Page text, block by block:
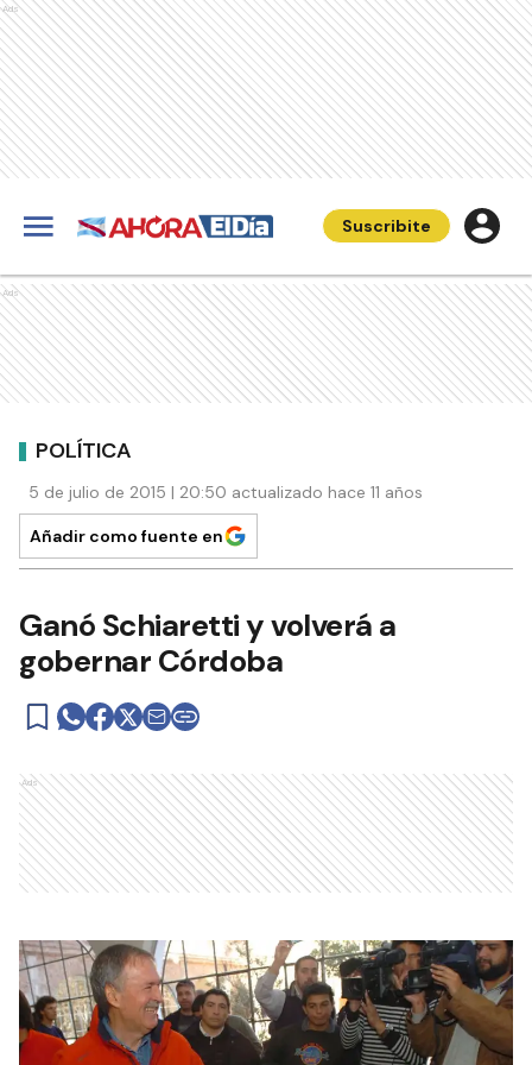
Ads
Suscribite
Ads
POLÍTICA
5 de julio de 2015 | 20:50 actualizado hace 11 años
Añadir como fuente en
Ganó Schiaretti y volverá a
gobernar Córdoba
Ads